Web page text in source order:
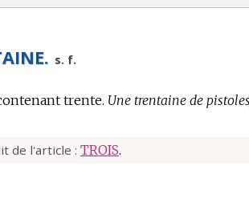
s. f.
trente. Une trentaine de
de l'article : TROIS.